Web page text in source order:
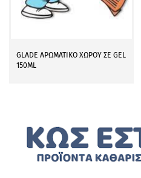
GLADE ΑΡΩΜΑΤΙΚΟ ΧΩΡΟΥ ΣΕ GEL
150ML